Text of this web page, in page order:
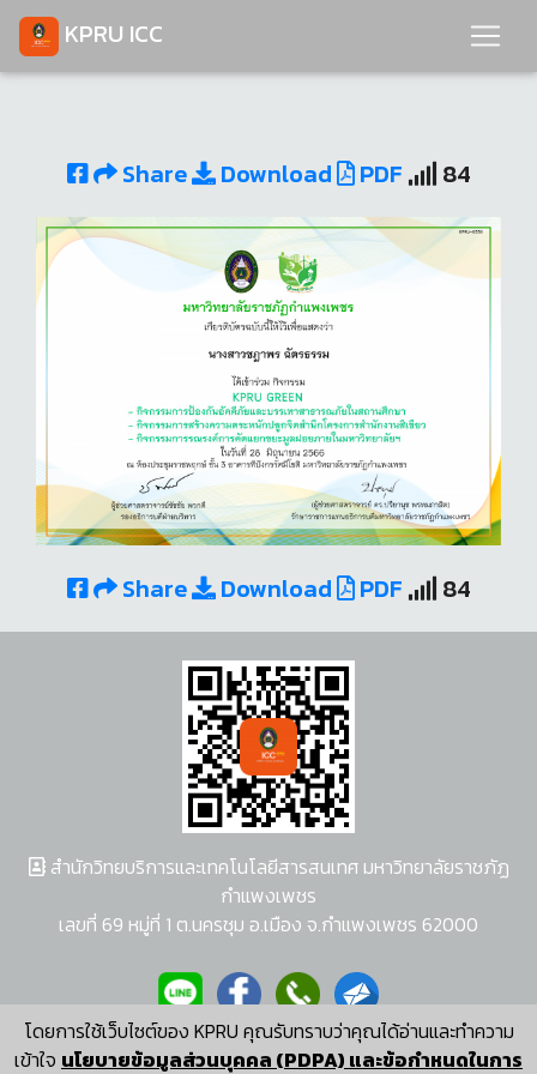
KPRU ICC
Share Download PDF 84
Share Download PDF 84
โดยการใช้เว็บไซต์ของ KPRU คุณรับทราบว่าคุณได้อ่านและทำความ
เข้าใจ นโยบายข้อมูลส่วนบุคคล (PDPA) และข้อกำหนดในการ
สำนักวิทยบริการและเทคโนโลยีสารสนเทศ มหาวิทยาลัยราชภัฏ
กำแพงเพชร
เลขที่ 69 หมู่ที่ 1 ต.นครชุม อ.เมือง จ.กำแพงเพชร 62000
ผู้พัฒนาระบบ อนุชา พวงผกา